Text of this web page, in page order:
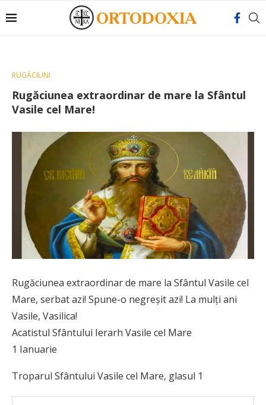
RUGĂCIUNI
Rugăciunea extraordinar de mare la Sfântul
Vasile cel Mare!
Rugăciunea extraordinar de mare la Sfântul Vasile cel
Mare, serbat azi! Spune-o negreşit azi! La mulţi ani
Vasile, Vasilica!
Acatistul Sfântului Ierarh Vasile cel Mare
1 Ianuarie
Troparul Sfântului Vasile cel Mare, glasul 1